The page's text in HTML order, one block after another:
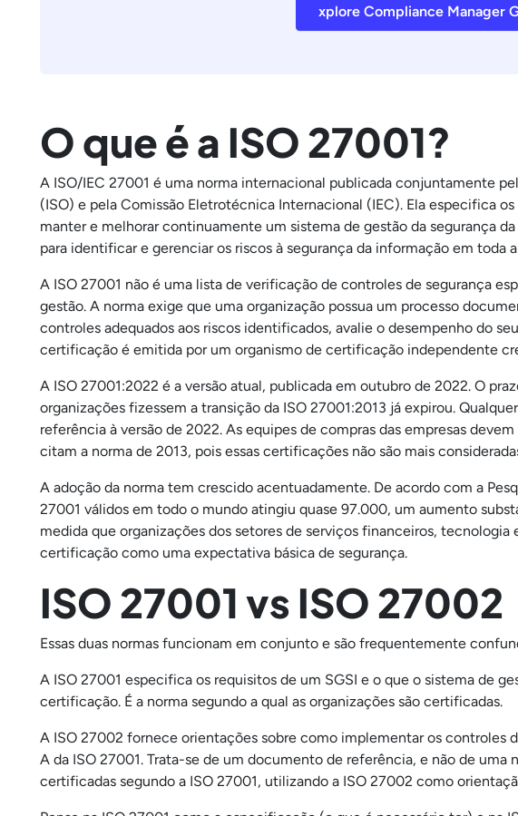
xplore Compliance Manager
O que é a ISO 27001?
A ISO/IEC 27001 é uma norma internacional publicada conjuntamente
(ISO) e pela Comissão Eletrotécnica Internacional (IEC). Ela especifica
manter e melhorar continuamente um sistema de gestão da segurança
para identificar e gerenciar os riscos à segurança da informação em toda
A ISO 27001 não é uma lista de verificação de controles de segurança
gestão. A norma exige que uma organização possua um processo
controles adequados aos riscos identificados, avalie o desempenho do
certificação é emitida por um organismo de certificação independente
A ISO 27001:2022 é a versão atual, publicada em outubro de 2022. O
organizações fizessem a transição da ISO 27001:2013 já expirou.
referência à versão de 2022. As equipes de compras das empresas
citam a norma de 2013, pois essas certificações não são mais
A adoção da norma tem crescido acentuadamente. De acordo com a
27001 válidos em todo o mundo atingiu quase 97.000, um aumento
medida que organizações dos setores de serviços financeiros, tecnologia
certificação como uma expectativa básica de segurança.
ISO 27001 vs ISO 27002
Essas duas normas funcionam em conjunto e são frequentemente
A ISO 27001 especifica os requisitos de um SGSI e o que o sistema de
certificação. É a norma segundo a qual as organizações são certificadas.
A ISO 27002 fornece orientações sobre como implementar os controles
A da ISO 27001. Trata-se de um documento de referência, e não de uma
certificadas segundo a ISO 27001, utilizando a ISO 27002 como